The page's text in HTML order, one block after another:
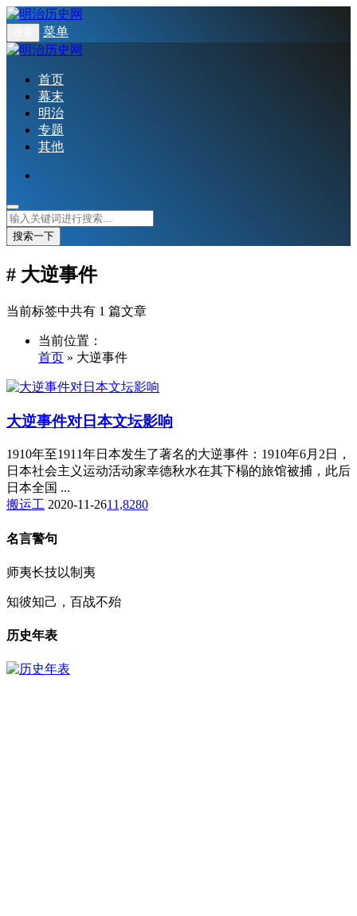
菜单
首页
幕末
明治
专题
其他
搜索一下
# 大逆事件
当前标签中共有 1 篇文章
当前位置：
首页 » 大逆事件
大逆事件对日本文坛影响
1910年至1911年日本发生了著名的大逆事件：1910年6月2日，
日本社会主义运动活动家幸德秋水在其下榻的旅馆被捕，此后
日本全国 ...
搬运工 2020-11-2611,8280
名言警句
师夷长技以制夷
知彼知己，百战不殆
历史年表